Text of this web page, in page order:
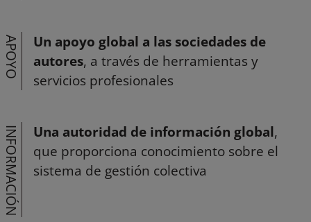
APOYO
Un apoyo global a las sociedades de
autores, a través de herramientas y
servicios profesionales
INFORMACIÓN Una autoridad de información global,
que proporciona conocimiento sobre el
sistema de gestión colectiva